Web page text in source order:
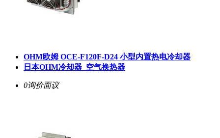
OHM欧姆 OCE-F120F-D24 小型内置热电冷却器
日本OHM冷却器_空气换热器
0询价面议